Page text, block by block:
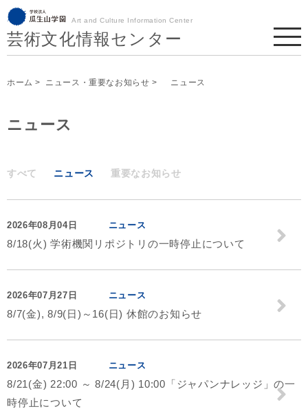
芸術文化情報センター
Art and Culture Information Center
ホーム > ニュース・重要なお知らせ> ニュース
ニュース
すべて ニュース 重要なお知らせ
2026年08月04日 ニュース
8/18(火) 学術機関リポジトリの一時停止について
2026年07月27日 ニュース
8/7(金), 8/9(日)～16(日) 休館のお知らせ
2026年07月21日 ニュース
8/21(金) 22:00 ～ 8/24(月) 10:00「ジャパンナレッジ」の一
時停止について